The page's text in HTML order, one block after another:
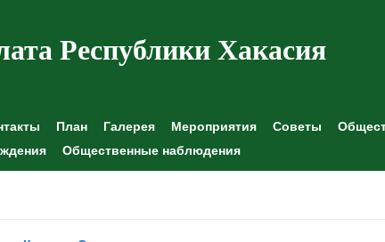
Республики Хакасия
План Галерея Мероприятия Советы
Общественные наблюдения